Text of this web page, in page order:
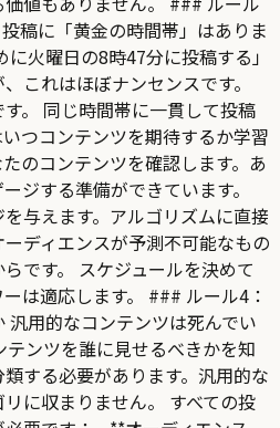
稿に「黄金の時間帯」はありま
火曜日の8時47分に投稿する」
これはほぼナンセンスです。
。 同じ時間帯に一貫して投稿
つコンテンツを期待するか学習
のコンテンツを確認します。あ
ジする準備ができています。
与えます。アルゴリズムに直接
ディエンスが予測不可能なもの
です。 スケジュールを決めて
は適応します。 ### ルール4：
汎用的なコンテンツは死んでい
テンツを誰に見せるべきかを知
する必要があります。汎用的な
に収まりません。 すべての投